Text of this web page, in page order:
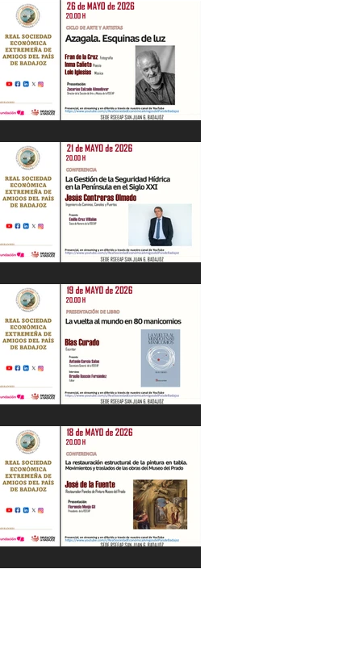
“Energía en Extremadura. Pasado,
presente y futuro” Ángel Mulero Díaz.
28/05/26
"Azagala. Esquinas de luz" Ciclo de Arte
y Artistas. 26/05/26
"La Gestión de la Seguridad Hídrica en
la Península en el Siglo XXI" Jesús
Contreras Olmedo 21/05/26
"La vuelta al mundo en 80
manicomios" por Blas Curado.
19/05/26